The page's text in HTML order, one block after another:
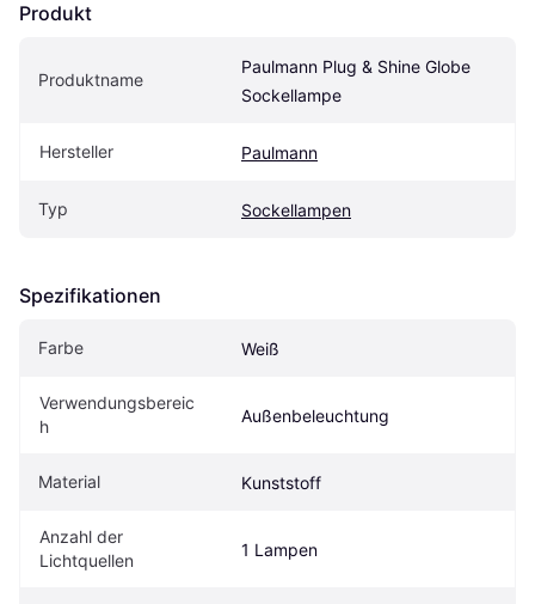
Produkt
Produktname
Paulmann Plug & Shine Globe
Sockellampe
Hersteller Paulmann
Typ Sockellampen
Spezifikationen
Farbe Weiß
Verwendungsbereic
h
Außenbeleuchtung
Material Kunststoff
Anzahl der
Lichtquellen
1 Lampen